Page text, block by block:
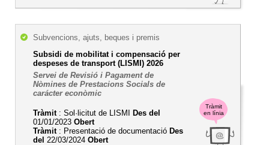
Tràmit
en línia
Subvencions, ajuts, beques i premis
Subsidi de mobilitat i compensació per
despeses de transport (LISMI) 2026
Servei de Revisió i Pagament de
Nòmines de Prestacions Socials de
carácter econòmic
Tràmit: Sol·licitut de LISMI
Des del
01/01/2023 Obert
Tràmit: Presentació de documentació Des
del 22/03/2024 Obert